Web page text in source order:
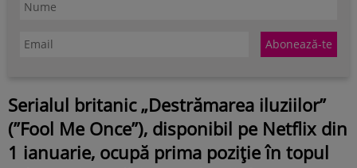
Serialul britanic „Destrămarea iluziilor”
(”Fool Me Once”), disponibil pe Netflix din
1 ianuarie, ocupă prima poziție în topul